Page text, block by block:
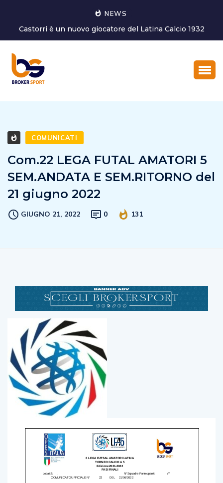
NEWS
Marco Ghirotto è il nuovo Coordinatore dell’Area
del settore g...
COMUNICATI
Com.22 LEGA FUTAL AMATORI 5
SEM.ANDATA E SEM.RITORNO del
21 giugno 2022
GIUGNO 21, 2022 0 131